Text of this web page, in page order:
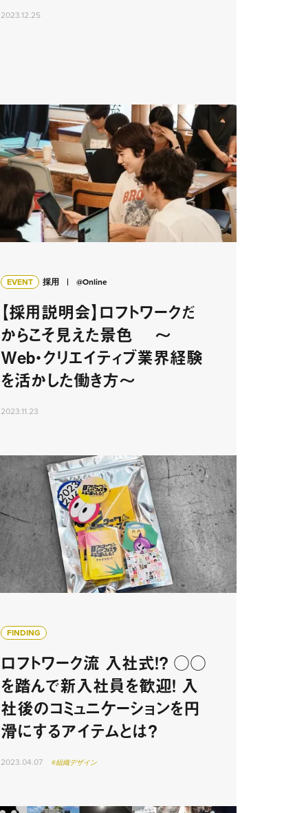
2023.12.25
EVENT 採用 @Online
【採用説明会】ロフトワークだ
からこそ見えた景色 〜
Web・クリエイティブ業界経験
を活かした働き方〜
2023.11.23
FINDING
ロフトワーク流 入社式！？ ○○
を踏んで新入社員を歓迎！ 入
社後のコミュニケーションを円
滑にするアイテムとは？
2023.04.07 #組織デザイン